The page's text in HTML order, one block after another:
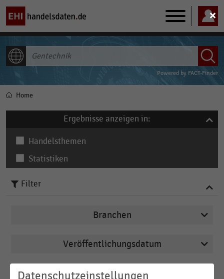
Main
navigation
Powered by FACT-Finder
Pfadnavigation
Home
Ergebnisse anzeigen in:
Handelsthemen
Statistiken
Filter
Branchen
Deutschsprachiger Einzelhandel
Veröffentlichungsdatum
2025
Region
Datenschutzeinstellungen